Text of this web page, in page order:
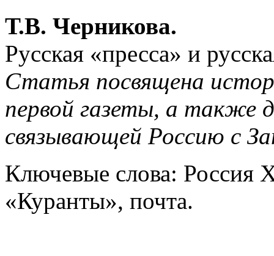
Т.В. Черникова.
Русская «пресса» и
Статья посвящена
первой газеты, а также
связывающей Россию с
Ключевые слова: Россия
«Куранты», почта.